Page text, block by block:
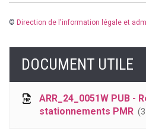
© Direction de l'information légale et
DOCUMENT UTILE
ARR_24_0051W PUB -
stationnements PMR